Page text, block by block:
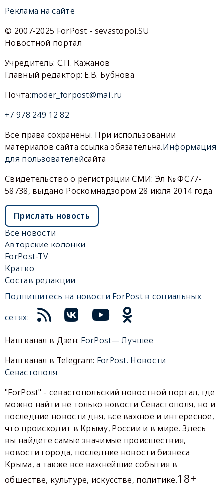
Реклама на сайте
© 2007-2025 ForPost - sevastopol.SU
Новостной портал
Учредитель: С.П. Кажанов
Главный редактор: Е.В. Бубнова
Почта:moder_forpost@mail.ru
+7 978 249 12 82
Все права сохранены. При использовании
материалов сайта ссылка обязательна.Информация
для пользователейсайта
Свидетельство о регистрации СМИ: Эл № ФС77-
58738, выдано Роскомнадзором 28 июля 2014 года
Прислать новость
Все новости
Авторские колонки
ForPost-TV
Кратко
Состав редакции
Подпишитесь на новости ForPost в социальных
сетях:
Наш канал в Дзен: ForPost— Лучшее
Наш канал в Telegram: ForPost. Новости
Севастополя
"ForPost" - севастопольский новостной портал, где
можно найти не только новости Севастополя, но и
последние новости дня, все важное и интересное,
что происходит в Крыму, России и в мире. Здесь
вы найдете самые значимые происшествия,
новости города, последние новости бизнеса
Крыма, а также все важнейшие события в
обществе, культуре, искусстве, политике.18+